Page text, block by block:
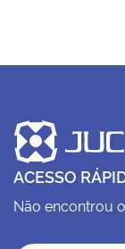
ACESSO
Não encontrou